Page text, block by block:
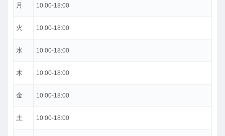
月 10:00-18:00
火 10:00-18:00
水 10:00-18:00
木 10:00-18:00
金 10:00-18:00
土 10:00-18:00